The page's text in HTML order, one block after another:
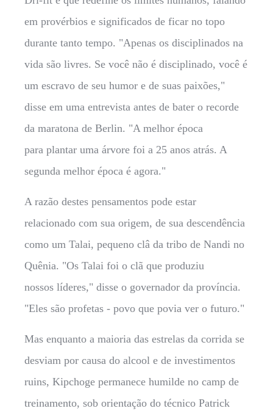
em provérbios e significados de ficar no topo
durante tanto tempo. "Apenas os disciplinados na
vida são livres. Se você não é disciplinado, você é
um escravo de seu humor e de suas paixões,"
disse em uma entrevista antes de bater o recorde
da maratona de Berlin. "A melhor época
para plantar uma árvore foi a 25 anos atrás. A
segunda melhor época é agora."
A razão destes pensamentos pode estar
relacionado com sua origem, de sua descendência
como um Talai, pequeno clâ da tribo de Nandi no
Quênia. "Os Talai foi o clã que produziu
nossos líderes," disse o governador da província.
"Eles são profetas - povo que povia ver o futuro."
Mas enquanto a maioria das estrelas da corrida se
desviam por causa do alcool e de investimentos
ruins, Kipchoge permanece humilde no camp de
treinamento, sob orientação do técnico Patrick